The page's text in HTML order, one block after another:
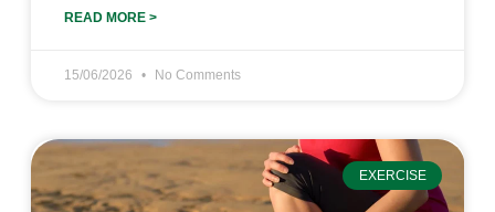
READ MORE >
15/06/2026 No Comments
EXERCISE